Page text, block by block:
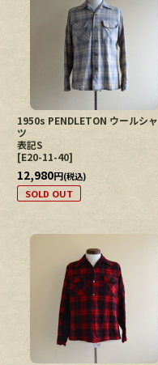
1950s PENDLETON ウールシャ
ツ
表記S
[E20-11-40]
12,980円(税込)
SOLD OUT